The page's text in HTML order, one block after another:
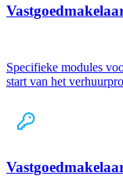
Specifieke modules
start van het